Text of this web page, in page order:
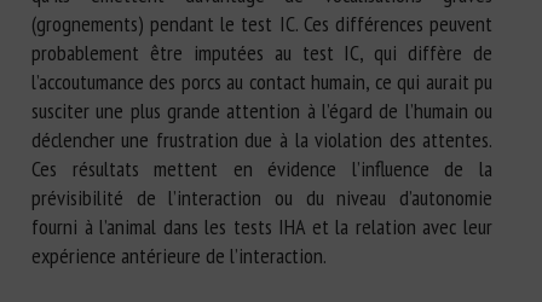
(grognements) pendant le test IC. Ces différences peuvent
probablement être imputées au test IC, qui diffère de
l’accoutumance des porcs au contact humain, ce qui aurait pu
susciter une plus grande attention à l’égard de l’humain ou
déclencher une frustration due à la violation des attentes.
Ces résultats mettent en évidence l’influence de la
prévisibilité de l’interaction ou du niveau d’autonomie
fourni à l’animal dans les tests IHA et la relation avec leur
expérience antérieure de l’interaction.